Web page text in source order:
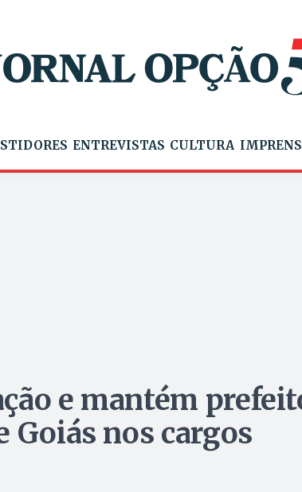
ENTREVISTAS CULTURA
e mantém
Goiás nos cargos